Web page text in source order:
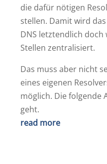
die dafür nötigen
stellen. Damit wird
DNS letztendlich doch
Stellen zentralisiert.
Das muss aber nicht
eines eigenen
möglich. Die folgende
geht.
read more